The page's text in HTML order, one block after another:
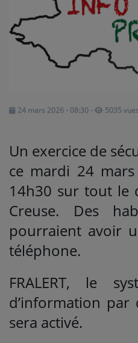
La Radio
EMISSIONS
ARTISTES
Agenda
Titres diffusés
24 mars 2026 - 08:30 - 5035
Un exercice de
ce mardi 24
14h30 sur tout le
Creuse. Des
pourraient avoir
téléphone.
FRALERT, le
d’information
sera activé.